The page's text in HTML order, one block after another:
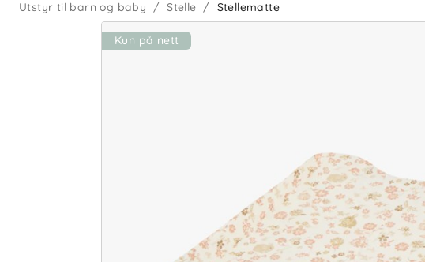
Utstyr til barn og baby Stelle Stellematte
Kun på nett